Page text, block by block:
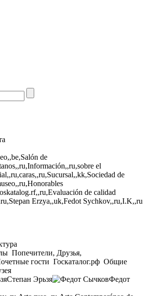
de
el
de
de calidad
Erzya,,uk,Fedot Sychkov,,ru,I.K,,ru
Попечители, Друзья,
гости Госкаталог.рф Общие
Степан Эрьзя
Федот